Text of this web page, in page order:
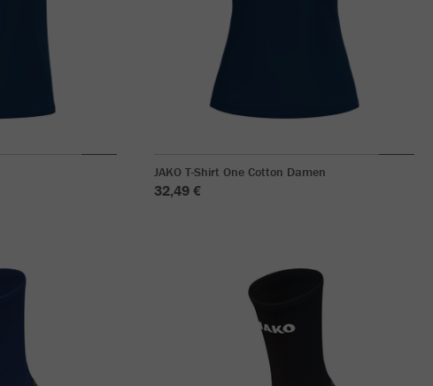
JAKO T-Shirt One Cotton Damen
32,49 €